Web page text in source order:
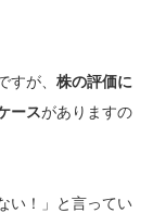
が、 株の評価に
ースがありますの
い！」と言ってい